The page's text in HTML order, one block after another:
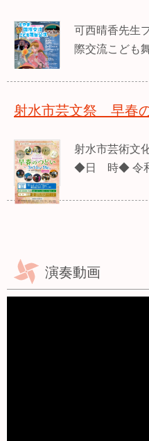
可西晴香先生
際交流こども
射水市芸文祭 早春
射水市芸術文
◆日 時◆ 令
演奏動画